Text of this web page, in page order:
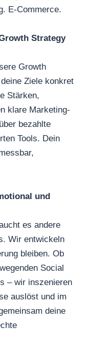
Strategy
Growth
Ziele konkret
Stärken,
klare Marketing-
bezahlte
Tools. Dein
und
es andere
Wir entwickeln
bleiben. Ob
Social
– wir inszenieren
auslöst und im
deine